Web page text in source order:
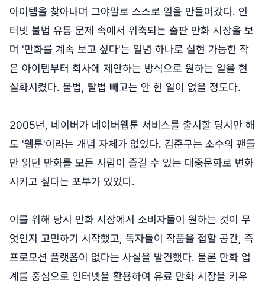
아이템을 찾아내며 그야말로 스스로 일을 만들어갔다. 인
터넷 불법 유통 문제 속에서 위축되는 출판 만화 시장을 보
며 '만화를 계속 보고 싶다'는 일념 하나로 실현 가능한 작
은 아이템부터 회사에 제안하는 방식으로 원하는 일을 현
실화시켰다. 불법, 탈법 빼고는 안 한 일이 없을 정도다.
2005년, 네이버가 네이버웹툰 서비스를 출시할 당시만 해
도 '웹툰'이라는 개념 자체가 없었다. 김준구는 소수의 팬들
만 읽던 만화를 모든 사람이 즐길 수 있는 대중문화로 변화
시키고 싶다는 포부가 있었다.
이를 위해 당시 만화 시장에서 소비자들이 원하는 것이 무
엇인지 고민하기 시작했고, 독자들이 작품을 접할 공간, 즉
프로모션 플랫폼이 없다는 사실을 발견했다. 물론 만화 업
계를 중심으로 인터넷을 활용하여 유료 만화 시장을 키우